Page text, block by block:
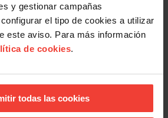
y gestionar campañas
el tipo de cookies a utilizar
este aviso. Para más información
de cookies.
todas las cookies